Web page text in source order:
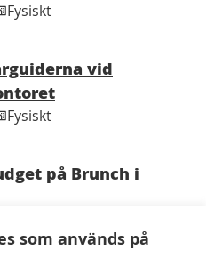
som används på
Fysiskt
vid
Fysiskt
på Brunch i